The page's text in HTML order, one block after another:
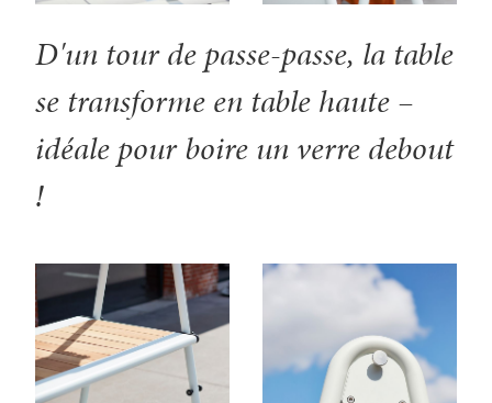
D'un tour de passe-passe, la table
se transforme en table haute –
idéale pour boire un verre debout
!